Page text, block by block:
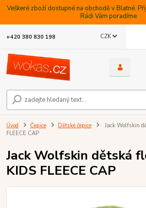
Veškeré zboží dostupné na obchodě v Blatné.
Rádi Vám poradíme.
CZK
+420 380 830 198
Úvod Čepice Dětské čepice
Jack Wolfskin
FLEECE CAP
Jack Wolfskin dětská
KIDS FLEECE CAP